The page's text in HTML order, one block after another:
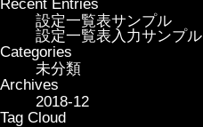
Recent Entries
設定一覧表サンプル
設定一覧表入力サンプル
Categories
未分類
Archives
2018-12
Tag Cloud